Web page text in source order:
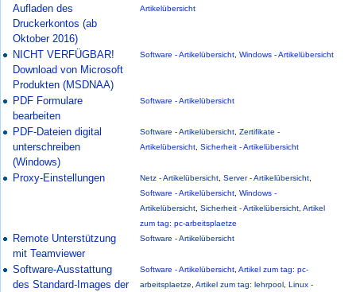
Aufladen des
Druckerkontos (ab
Oktober 2016)
Artikelübersicht
NICHT VERFÜGBAR!
Download von Microsoft
Produkten (MSDNAA)
Software - Artikelübersicht Windows - Artikelübersicht
PDF Formulare
bearbeiten
Software - Artikelübersicht
PDF-Dateien digital
unterschreiben
(Windows)
Software - Artikelübersicht Zertifikate -
Artikelübersicht Sicherheit - Artikelübersicht
Proxy-Einstellungen Netz - Artikelübersicht Server - Artikelübersicht
Software - Artikelübersicht Windows -
Artikelübersicht Sicherheit - Artikelübersicht Artikel
zum tag: pc-arbeitsplaetze
Remote Unterstützung
mit Teamviewer
Software - Artikelübersicht
Software-Ausstattung
des Standard-Images der
Software - Artikelübersicht Artikel zum tag: pc-
arbeitsplaetze Artikel zum tag: lehrpool Linux -